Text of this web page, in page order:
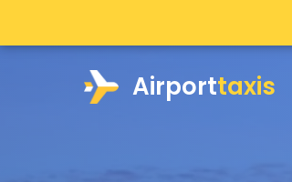
Airporttaxis